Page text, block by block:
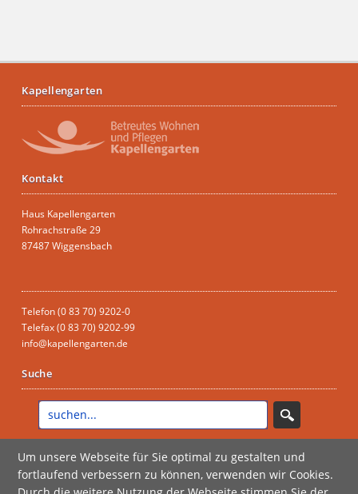
Kapellengarten
Kontakt
Haus Kapellengarten
Rohrachstraße 29
87487 Wiggensbach
Telefon (0 83 70) 9202-0
Telefax (0 83 70) 9202-99
info@kapellengarten.de
Suche
Durchsuchen Sie unsere Seiten
© 2026 by Betreutes Wohnen und Pflegen Kapellengarten anmelden
Um unsere Webseite für Sie optimal zu gestalten und
fortlaufend verbessern zu können, verwenden wir Cookies.